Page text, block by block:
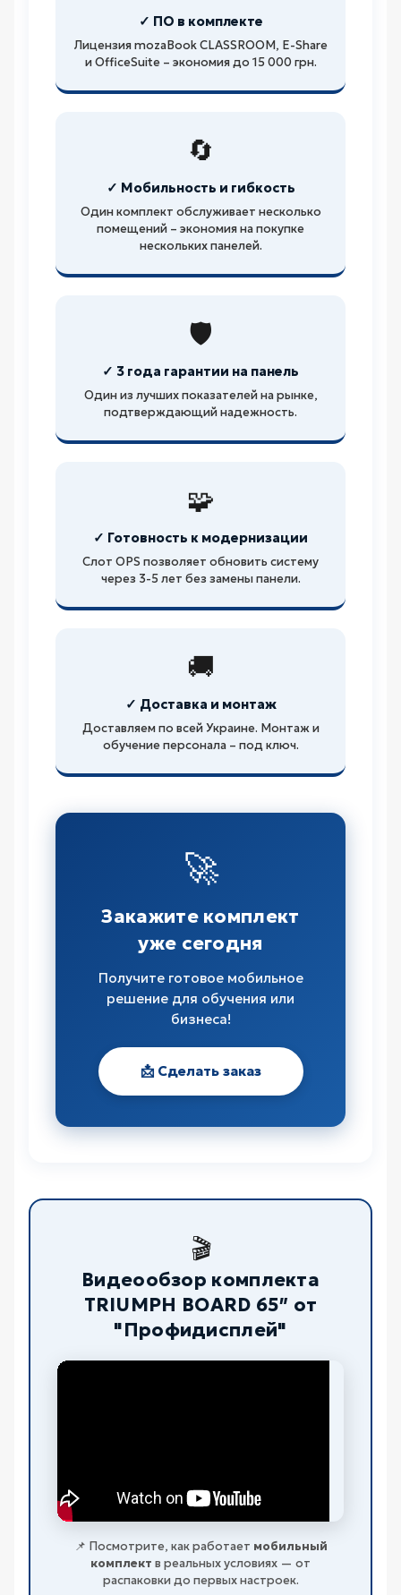
✓ ПО в комплекте
Лицензия mozaBook CLASSROOM, E-Share
и OfficeSuite – экономия до 15 000 грн.
🔄
✓ Мобильность и гибкость
Один комплект обслуживает несколько
помещений – экономия на покупке
нескольких панелей.
🛡️
✓ 3 года гарантии на панель
Один из лучших показателей на рынке,
подтверждающий надежность.
🧩
✓ Готовность к модернизации
Слот OPS позволяет обновить систему
через 3-5 лет без замены панели.
🚚
✓ Доставка и монтаж
Доставляем по всей Украине. Монтаж и
обучение персонала – под ключ.
🚀
Закажите комплект
уже сегодня
Получите готовое мобильное
решение для обучения или
бизнеса!
📩 Сделать заказ
🎬
Видеообзор комплекта
TRIUMPH BOARD 65″ от
"Профидисплей"
📌 Посмотрите, как работает мобильный
комплект в реальных условиях — от
распаковки до первых настроек.